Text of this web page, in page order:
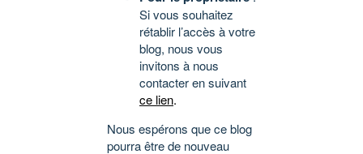
Si vous souhaitez
rétablir l’accès à votre
blog, nous vous
invitons à nous
contacter en suivant
ce lien.
Nous espérons que ce blog
pourra être de nouveau